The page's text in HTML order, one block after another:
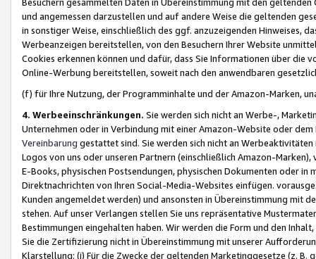
und angemessen darzustellen und auf andere Weise die geltenden
in sonstiger Weise, einschließlich des ggf. anzuzeigenden Hinweises,
Werbeanzeigen bereitstellen, von den Besuchern Ihrer Website
Cookies erkennen können und dafür, dass Sie Informationen über die
Online-Werbung bereitstellen, soweit nach den anwendbaren
(f) für Ihre Nutzung, der Programminhalte und der Amazon-Marken,
4. Werbeeinschränkungen. Sie werden sich nicht an Werbe-,
Unternehmen oder in Verbindung mit einer Amazon-Website oder
Vereinbarung gestattet sind. Sie werden sich nicht an
Logos von uns oder unseren Partnern (einschließlich Amazon-
E-Books, physischen Postsendungen, physischen Dokumenten oder in
Direktnachrichten von Ihren Social-Media-Websites einfügen.
Kunden angemeldet werden) und ansonsten in Übereinstimmung mit
stehen. Auf unser Verlangen stellen Sie uns repräsentative
Bestimmungen eingehalten haben. Wir werden die Form und den
Sie die Zertifizierung nicht in Übereinstimmung mit unserer
Klarstellung: (i) Für die Zwecke der geltenden Marketinggesetze (z. B.